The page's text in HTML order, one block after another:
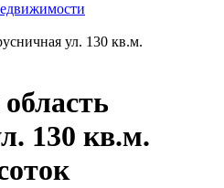
ул. 130 кв.м.
130 кв.м.